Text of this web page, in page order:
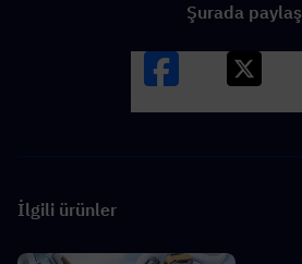
Şurada paylaş
İlgili ürünler